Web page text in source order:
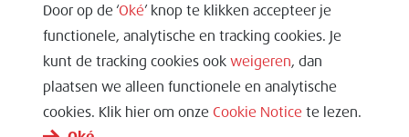
Door op de ‘Oké’ knop te klikken accepteer je
functionele, analytische en tracking cookies. Je
kunt de tracking cookies ook weigeren, dan
plaatsen we alleen functionele en analytische
cookies. Klik hier om onze Cookie Notice te lezen.
Documenten
Privacy Policy
Cookie Notice
Algemene Voorwaarden